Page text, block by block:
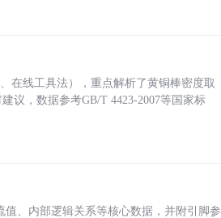
在线工具法），重点解析了黄铜棒密度取
议，数据参考GB/T 4423-2007等国家标
、内部逻辑关系等核心数据，并附引脚参